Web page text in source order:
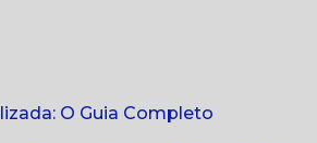
O Guia Completo